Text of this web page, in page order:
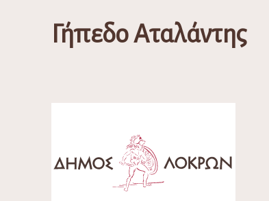
Γήπεδο Αταλάντης